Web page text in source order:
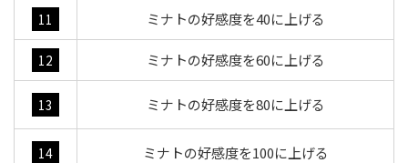
11 ミナトの好感度を40に上げる
12 ミナトの好感度を60に上げる
13 ミナトの好感度を80に上げる
14 ミナトの好感度を100に上げる